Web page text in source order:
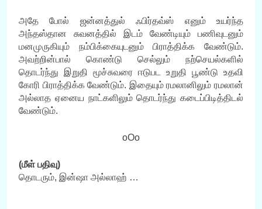
அதே போல் ஜன்னத்துல் ஃபிர்தவ்ஸ் எனும் உயர்ந்த
அந்தஸ்தான சுவனத்தில் இடம் வேண்டியும் பணிவுடனும்
மனமுருகியும் நம்பிக்கையுடனும் பிராத்திக்க வேண்டும்.
அவற்றின்பால் கொண்டு செல்லும் நற்செயல்களில்
தொடர்ந்து இறுதி மூச்சுவரை ஈடுபட உறுதி பூண்டு உதவி
கோரி பிராத்திக்க வேண்டும். இதையும் ரமலானிலும் ரமலான்
அல்லாத ஏனைய நாட்களிலும் தொடர்ந்து கடைப்பிடித்திடல்
வேண்டும்.
oOo
(மீள் பதிவு)
தொடரும், இன்ஷா அல்லாஹ் …